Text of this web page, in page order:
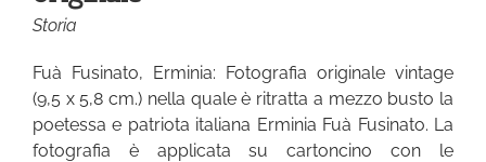
Storia
Fuà Fusinato, Erminia: Fotografia originale vintage
(9,5 x 5,8 cm.) nella quale è ritratta a mezzo busto la
poetessa e patriota italiana Erminia Fuà Fusinato. La
fotografia è applicata su cartoncino con le